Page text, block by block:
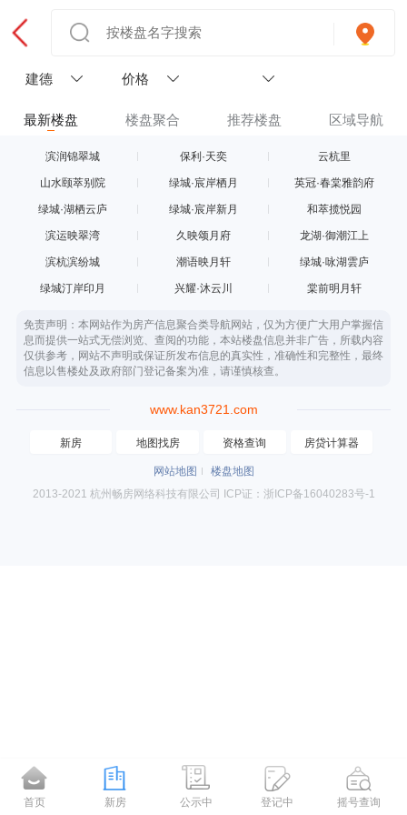
建德 价格
最新楼盘 楼盘聚合 推荐楼盘 区域导航
滨润锦翠城 保利·天奕 云杭里
山水颐萃别院 绿城·宸岸栖月 英冠·春棠雅韵府
绿城·湖栖云庐 绿城·宸岸新月 和萃揽悦园
滨运映翠湾 久映颂月府 龙湖·御潮江上
滨杭滨纷城 潮语映月轩 绿城·咏湖雲庐
绿城汀岸印月 兴耀·沐云川 棠前明月轩
免责声明：本网站作为房产信息聚合类导航网站，仅为方便广大用户掌握信
息而提供一站式无偿浏览、查阅的功能，本站楼盘信息并非广告，所载内容
仅供参考，网站不声明或保证所发布信息的真实性，准确性和完整性，最终
信息以售楼处及政府部门登记备案为准，请谨慎核查。
www.kan3721.com
新房 地图找房 资格查询 房贷计算器
网站地图
楼盘地图
2013-2021 杭州畅房网络科技有限公司 ICP证：浙ICP备16040283号-1
首页 新房 公示中 登记中 摇号查询